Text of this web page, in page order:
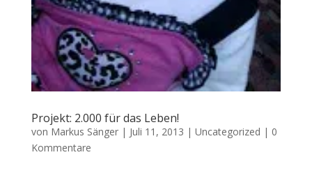
Projekt: 2.000 für das Leben!
von Markus Sänger| Juli 11, 2013 | Uncategorized | 0
Kommentare